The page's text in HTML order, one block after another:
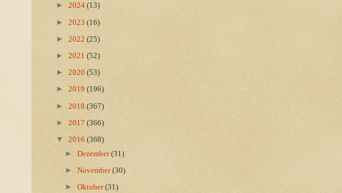
► 2024 (13)
► 2023 (16)
► 2022 (25)
► 2021 (52)
► 2020 (53)
► 2019 (196)
► 2018 (367)
► 2017 (366)
▼ 2016 (368)
►Dezember(31)
►November(30)
►Oktober(31)